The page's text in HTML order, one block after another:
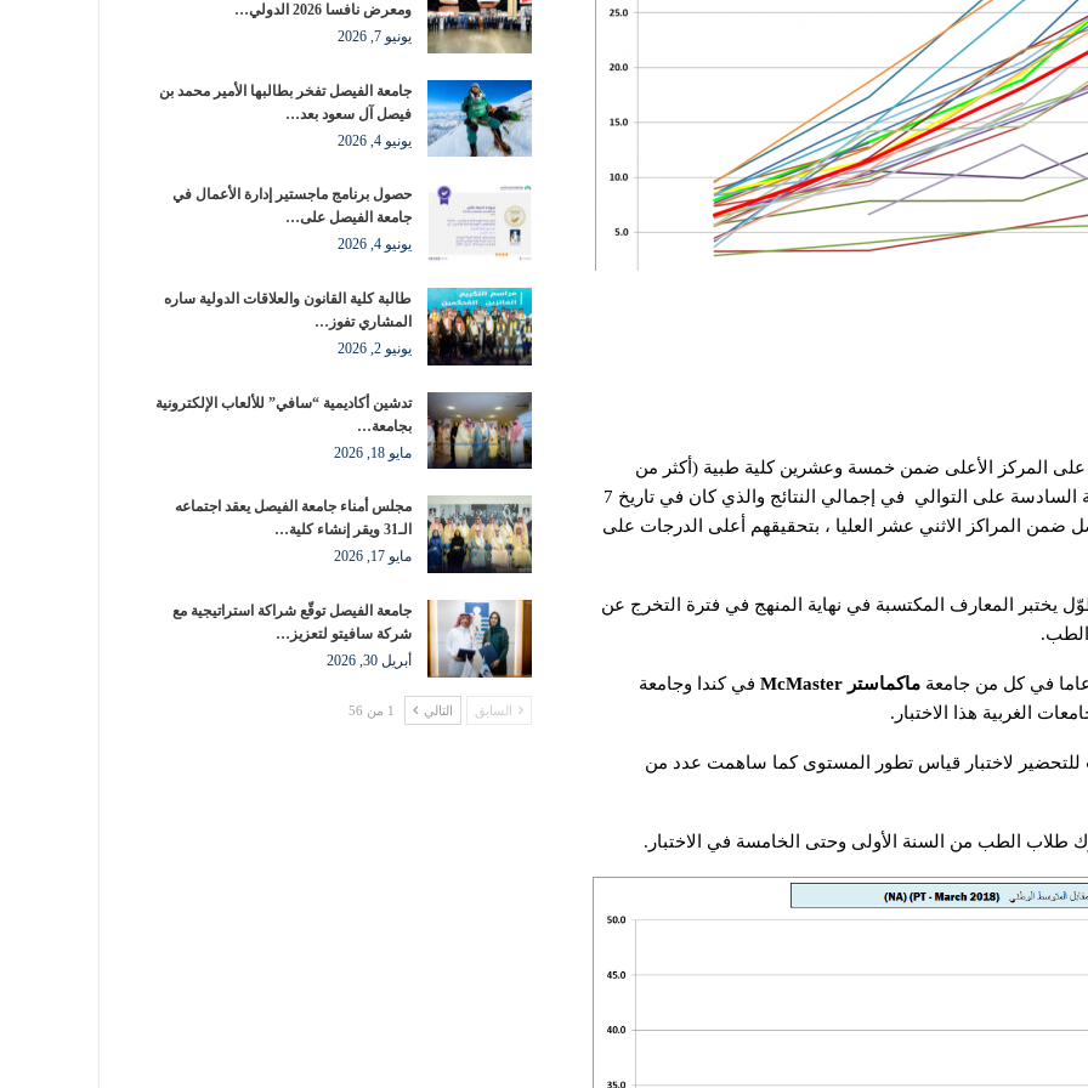
المركز الأعلى ضمن خمسة وعشرين كلية طبية (أكثر من
للسنة السادسة على التوالي في إجمالي النتائج والذي كان في تاريخ 7
ضمن المراكز الاثني عشر العليا ، بتحقيقهم أعلى الدرجات على
المعارف المكتسبة في نهاية المنهج في فترة التخرج عن
الطب.
عاما في كل من جامعة ماكماستر McMaster في كندا وجامعة
الغربية هذا الاختبار.
للتحضير لاختبار قياس تطور المستوى كما ساهمت عدد من
طلاب الطب من السنة الأولى وحتى الخامسة في الاختبار.
ومعرض نافسا 2026 الدولي…
يونيو 7, 2026
جامعة الفيصل تفخر بطالبها الأمير محمد بن
فيصل آل سعود بعد…
يونيو 4, 2026
حصول برنامج ماجستير إدارة الأعمال في
جامعة الفيصل على…
يونيو 4, 2026
طالبة كلية القانون والعلاقات الدولية ساره
المشاري تفوز…
يونيو 2, 2026
تدشين أكاديمية “سافي” للألعاب الإلكترونية
بجامعة…
مايو 18, 2026
مجلس أمناء جامعة الفيصل يعقد اجتماعه
الـ31 ويقر إنشاء كلية…
مايو 17, 2026
جامعة الفيصل توقّع شراكة استراتيجية مع
شركة سافيتو لتعزيز…
أبريل 30, 2026
السابق التالي 1 من 56